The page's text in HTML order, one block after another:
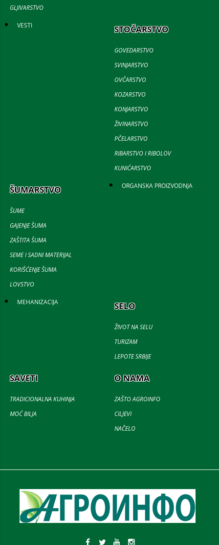
GLJIVARSTVO
VESTI STOČARSTVO
GOVEDARSTVO
SVINJARSTVO
OVČARSTVO
KOZARSTVO
KONJARSTVO
ŽIVINARSTVO
PČELARSTVO
RIBARSTVO I RIBOLOV
KUNIĆARSTVO
ŠUMARSTVO
ŠUME
GAJENJE ŠUMA
ZAŠTITA ŠUMA
SEME I SADNI MATERIJAL
KORIŠĆENJE ŠUMA
LOVSTVO
ORGANSKA PROIZVODNJA
MEHANIZACIJA SELO
ŽIVOT NA SELU
TURIZAM
LEPOTE SRBIJE
SAVETI
TRADICIONALNA KUHINJA
MOĆ BILJA
O NAMA
ZAŠTO AGROINFO
CILJEVI
NAČELO